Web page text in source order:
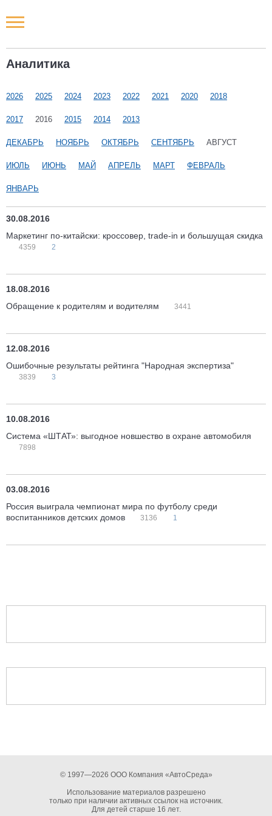
Аналитика
2026 2025 2024 2023 2022 2021 2020 2018
2017 2016 2015 2014 2013
ДЕКАБРЬ НОЯБРЬ ОКТЯБРЬ СЕНТЯБРЬ АВГУСТ
ИЮЛЬ ИЮНЬ МАЙ АПРЕЛЬ МАРТ ФЕВРАЛЬ
ЯНВАРЬ
30.08.2016
Маркетинг по-китайски: кроссовер, trade-in и большущая скидка
4359 2
18.08.2016
Обращение к родителям и водителям
3441
12.08.2016
Ошибочные результаты рейтинга "Народная экспертиза"
3839 3
10.08.2016
Система «ШТАТ»: выгодное новшество в охране автомобиля
7898
03.08.2016
Россия выиграла чемпионат мира по футболу среди
воспитанников детских домов
3136 1
© 1997—2026 ООО Компания «АвтоСреда»
Использование материалов разрешено
только при наличии активных ссылок на источник.
Для детей старше 16 лет.
Новости РФ
Наши мероприятия
Статьи